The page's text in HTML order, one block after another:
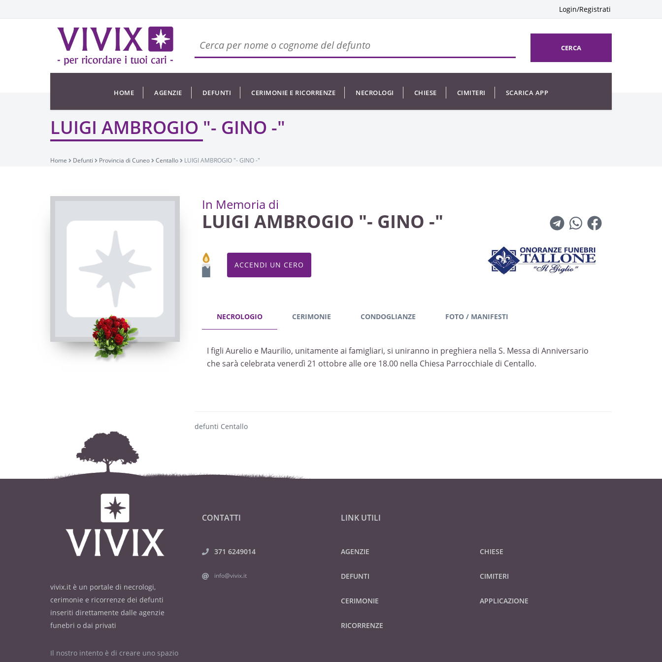
Login/Registrati
CERCA
HOME AGENZIE DEFUNTI CERIMONIE E RICORRENZE NECROLOGI CHIESE CIMITERI SCARICA APP
LUIGI AMBROGIO "- GINO -"
Home Defunti Provincia di Cuneo Centallo LUIGI AMBROGIO "- GINO -"
In Memoria di
LUIGI AMBROGIO "- GINO -"
ACCENDI UN CERO
NECROLOGIO CERIMONIE CONDOGLIANZE FOTO / MANIFESTI
I figli Aurelio e Maurilio, unitamente ai famigliari, si uniranno in preghiera nella S. Messa di Anniversario
che sarà celebrata venerdì 21 ottobre alle ore 18.00 nella Chiesa Parrocchiale di Centallo.
defunti Centallo
vivix.it è un portale di necrologi,
cerimonie e ricorrenze dei defunti
inseriti direttamente dalle agenzie
funebri o dai privati
Il nostro intento è di creare uno spazio
CONTATTI
371 6249014
info@vivix.it
LINK UTILI
AGENZIE
DEFUNTI
CERIMONIE
RICORRENZE
CHIESE
CIMITERI
APPLICAZIONE